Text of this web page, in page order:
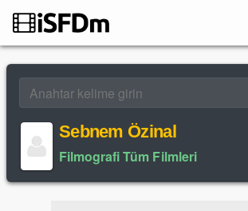
Sebnem Özinal
Filmografi Tüm Filmleri